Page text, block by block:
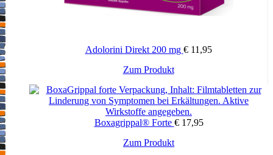
Adolorini Direkt 200 mg €11,95
Zum Produkt
Boxagrippal® Forte €17,95
Zum Produkt